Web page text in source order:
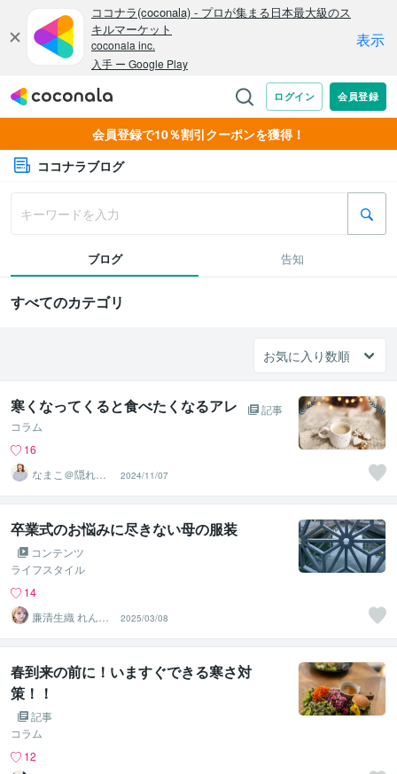
会員登録で10％割引クーポンを獲得！
ココナラブログ
ブログ 告知
すべてのカテゴリ
寒くなってくると食べたくなるアレ
記事
コラム
16
なまこ＠隠れ陰
キャお姉さん
2024/11/07
卒業式のお悩みに尽きない母の服装
コンテンツ
ライフスタイル
14
廉清生織 れんせ
い さき
2025/03/08
春到来の前に！いますぐできる寒さ対
策！！
記事
コラム
12